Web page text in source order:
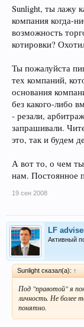
Sunlight, ты лажу
компания когда-
возможность
котировки?
Ты пожалуйста
тех компаний,
основания
без какого-либо
- резали,
запрашивали.
это, так и будем
А вот то, о чем
нам. Постоянное
19 сен 2008
LF
Активный
Sunlight сказал(а): ↑
Под "правотой" я
личность. Не более
понятно.